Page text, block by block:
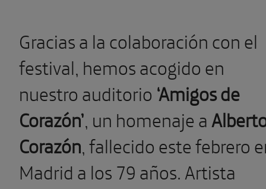
Gracias a la colaboración con el
festival, hemos acogido en
nuestro auditorio ‘Amigos de
Corazón’, un homenaje a
Corazón, fallecido este febrero
Madrid a los 79 años. Artista